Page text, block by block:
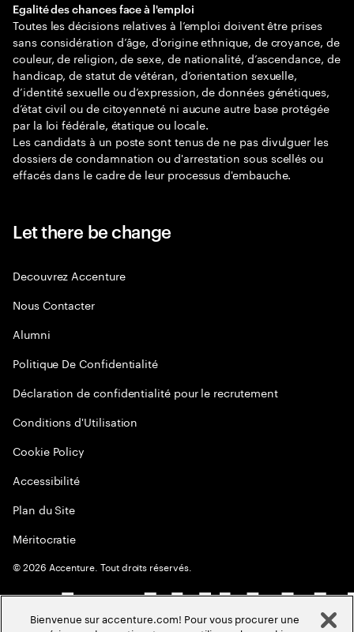
Egalité des chances face à l'emploi
Toutes les décisions relatives à l’emploi doivent être prises
sans considération d’âge, d'origine ethnique, de croyance, de
couleur, de religion, de sexe, de nationalité, d’ascendance, de
handicap, de statut de vétéran, d’orientation sexuelle,
d’identité sexuelle ou d’expression, de données génétiques,
d’état civil ou de citoyenneté ni aucune autre base protégée
par la loi fédérale, étatique ou locale.
Les candidats à un poste sont tenus de ne pas divulguer les
dossiers de condamnation ou d'arrestation sous scellés ou
effacés dans le cadre de leur processus d'embauche.
Let there be change
Decouvrez Accenture
Nous Contacter
Alumni
Politique De Confidentialité
Déclaration de confidentialité pour le recrutement
Conditions d'Utilisation
Cookie Policy
Accessibilité
Plan du Site
Méritocratie
©2026 Accenture. Tout droits réservés.
Bienvenue sur accenture.com! Pour vous procurer une